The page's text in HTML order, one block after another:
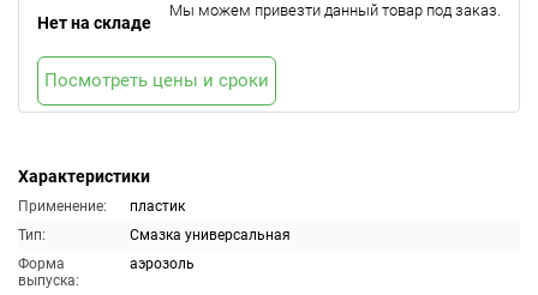
Характеристики
Применение:
пластик
Тип:
Смазка универсальная
Форма
выпуска:
аэрозоль
Нет на складе
Мы можем привезти данный товар под заказ.
Посмотреть цены и сроки